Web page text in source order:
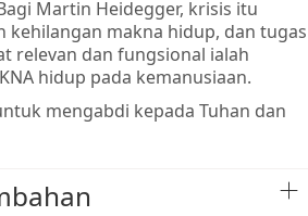
Martin Heidegger, krisis itu
kehilangan makna hidup, dan tugas
relevan dan fungsional ialah
hidup pada kemanusiaan.
mengabdi kepada Tuhan dan